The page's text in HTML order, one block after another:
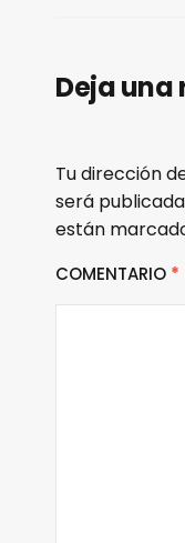
Deja una
Tu dirección
será
están
COMENTARIO *